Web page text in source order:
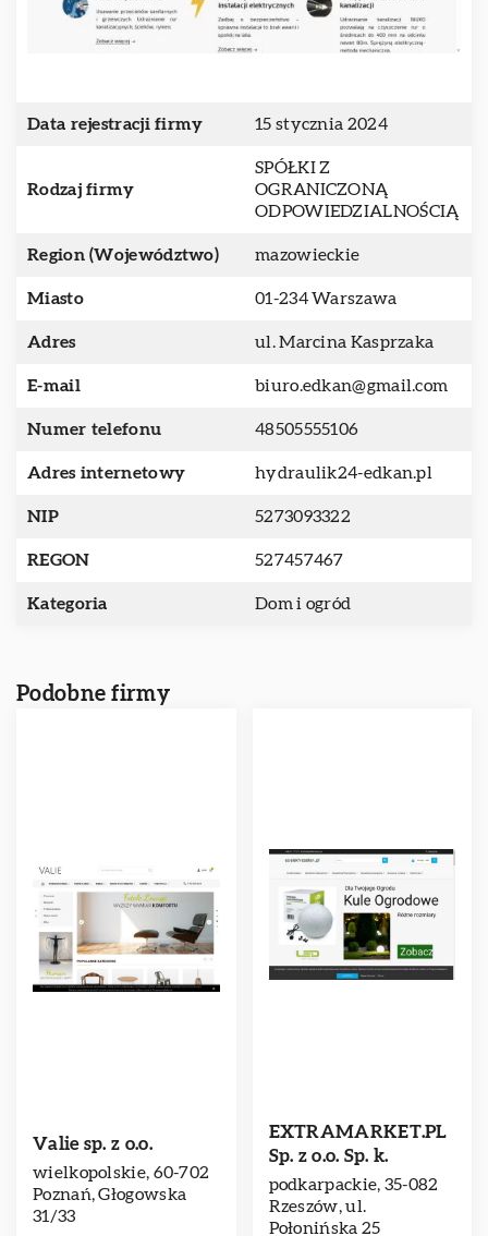
Data rejestracji firmy 15 stycznia 2024
Rodzaj firmy
SPÓŁKI Z
OGRANICZONĄ
ODPOWIEDZIALNOŚCIĄ
Region (Województwo) mazowieckie
Miasto 01-234 Warszawa
Adres ul. Marcina Kasprzaka
E-mail biuro.edkan@gmail.com
Numer telefonu 48505555106
Adres internetowy hydraulik24-edkan.pl
NIP 5273093322
REGON 527457467
Kategoria Dom i ogród
Podobne firmy
Valie sp. z o.o.
wielkopolskie, 60-702
Poznań, Głogowska
31/33
EXTRAMARKET.PL
Sp. z o.o. Sp. k.
podkarpackie, 35-082
Rzeszów, ul.
Połonińska 25